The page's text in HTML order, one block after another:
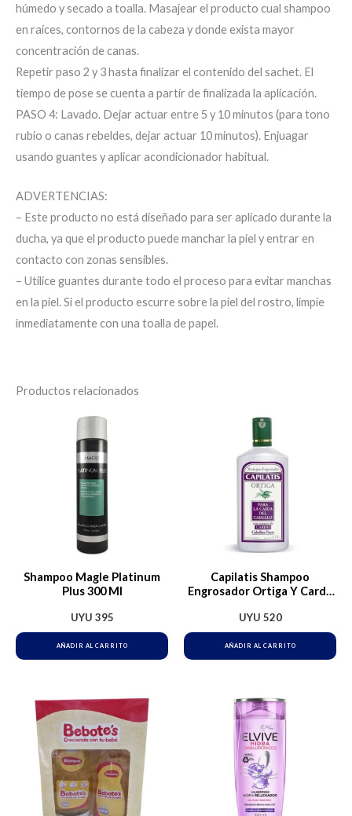
húmedo y secado a toalla. Masajear el producto cual shampoo
en raíces, contornos de la cabeza y donde exista mayor
concentración de canas.
Repetir paso 2 y 3 hasta finalizar el contenido del sachet. El
tiempo de pose se cuenta a partir de finalizada la aplicación.
PASO 4: Lavado. Dejar actuar entre 5 y 10 minutos (para tono
rubio o canas rebeldes, dejar actuar 10 minutos). Enjuagar
usando guantes y aplicar acondicionador habitual.
ADVERTENCIAS:
– Este producto no está diseñado para ser aplicado durante la
ducha, ya que el producto puede manchar la piel y entrar en
contacto con zonas sensibles.
– Utilice guantes durante todo el proceso para evitar manchas
en la piel. Si el producto escurre sobre la piel del rostro, limpie
inmediatamente con una toalla de papel.
Productos relacionados
Shampoo Magle Platinum
Plus 300 Ml
UYU 395
AÑADIR AL CARRITO
Capilatis Shampoo
Engrosador Ortiga Y Cardo
UYU 520
AÑADIR AL CARRITO